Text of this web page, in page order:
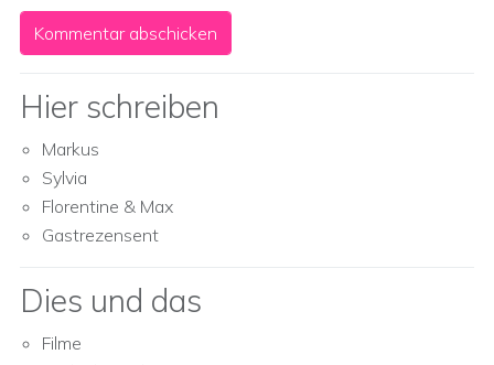
Hier schreiben
Markus
Sylvia
Florentine & Max
Gastrezensent
Dies und das
Filme